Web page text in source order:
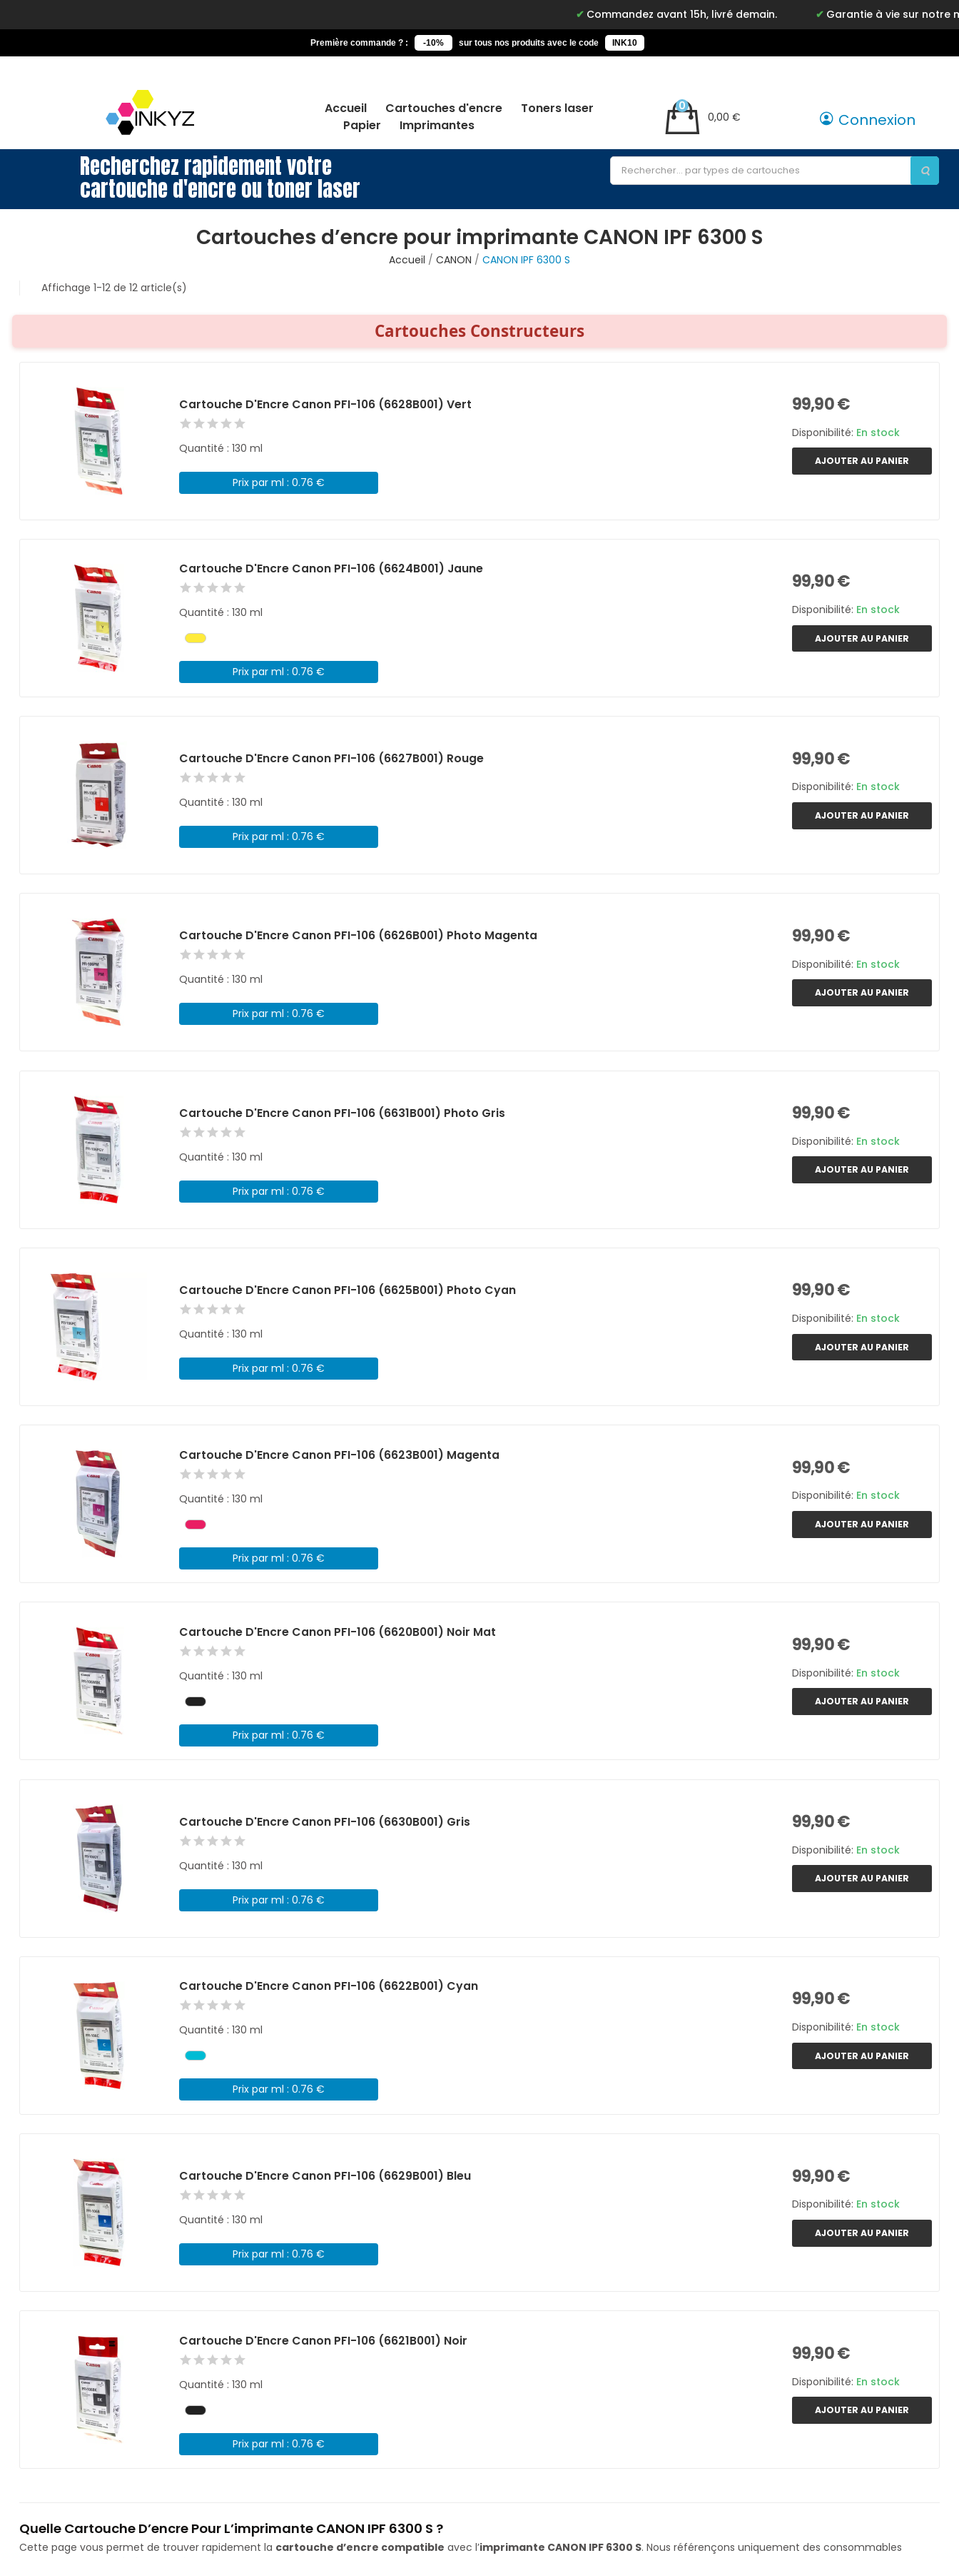
Commandez avant 15h, livré demain. Garantie à vie sur notre marque
Première commande ? : -10% sur tous nos produits avec le code INK10
Accueil Cartouches d'encre
Toners laser
Papier
Imprimantes
0,00 €
0
Connexion
Recherchez rapidement votre
cartouche d'encre ou toner laser
Cartouches d’encre pour imprimante CANON IPF 6300 S
Accueil CANON
CANON IPF 6300 S
Affichage 1-12 de 12 article(s)
Cartouches Constructeurs
Cartouche D'Encre Canon PFI-106 (6628B001) Vert
Quantité : 130 ml
Prix par ml : 0.76 €
99,90 €
Disponibilité: En stock
AJOUTER AU PANIER
Cartouche D'Encre Canon PFI-106 (6624B001) Jaune
Quantité : 130 ml
Prix par ml : 0.76 €
99,90 €
Disponibilité: En stock
AJOUTER AU PANIER
Cartouche D'Encre Canon PFI-106 (6627B001) Rouge
Quantité : 130 ml
Prix par ml : 0.76 €
99,90 €
Disponibilité: En stock
AJOUTER AU PANIER
Cartouche D'Encre Canon PFI-106 (6626B001) Photo Magenta
Quantité : 130 ml
Prix par ml : 0.76 €
99,90 €
Disponibilité: En stock
AJOUTER AU PANIER
Cartouche D'Encre Canon PFI-106 (6631B001) Photo Gris
Quantité : 130 ml
Prix par ml : 0.76 €
99,90 €
Disponibilité: En stock
AJOUTER AU PANIER
Cartouche D'Encre Canon PFI-106 (6625B001) Photo Cyan
Quantité : 130 ml
Prix par ml : 0.76 €
99,90 €
Disponibilité: En stock
AJOUTER AU PANIER
Cartouche D'Encre Canon PFI-106 (6623B001) Magenta
Quantité : 130 ml
Prix par ml : 0.76 €
99,90 €
Disponibilité: En stock
AJOUTER AU PANIER
Cartouche D'Encre Canon PFI-106 (6620B001) Noir Mat
Quantité : 130 ml
Prix par ml : 0.76 €
99,90 €
Disponibilité: En stock
AJOUTER AU PANIER
Cartouche D'Encre Canon PFI-106 (6630B001) Gris
Quantité : 130 ml
Prix par ml : 0.76 €
99,90 €
Disponibilité: En stock
AJOUTER AU PANIER
Cartouche D'Encre Canon PFI-106 (6622B001) Cyan
Quantité : 130 ml
Prix par ml : 0.76 €
99,90 €
Disponibilité: En stock
AJOUTER AU PANIER
Cartouche D'Encre Canon PFI-106 (6629B001) Bleu
Quantité : 130 ml
Prix par ml : 0.76 €
99,90 €
Disponibilité: En stock
AJOUTER AU PANIER
Cartouche D'Encre Canon PFI-106 (6621B001) Noir
Quantité : 130 ml
Prix par ml : 0.76 €
99,90 €
Disponibilité: En stock
AJOUTER AU PANIER
Quelle Cartouche D’encre Pour L’imprimante CANON IPF 6300 S ?
Cette page vous permet de trouver rapidement la cartouche d’encre compatible avec l’imprimante CANON IPF 6300 S. Nous référençons uniquement des consommables